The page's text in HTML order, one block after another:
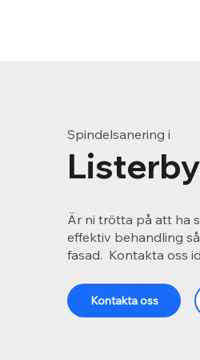
Spindelsanering i
Listerby
Är ni trötta på att ha
effektiv behandling
fasad. Kontakta oss
Kontakta oss